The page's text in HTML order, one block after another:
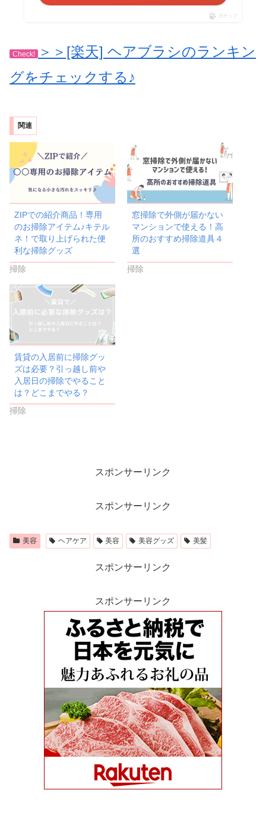
ポチップ
Check!
＞＞[楽天] ヘアブラシのランキン
グをチェックする♪
関連
ZIPでの紹介商品！専用
のお掃除アイテム♪キテル
ネ！で取り上げられた便
利な掃除グッズ
掃除
窓掃除で外側が届かない
マンションで使える！高
所のおすすめ掃除道具４
選
掃除
賃貸の入居前に掃除グッ
ズは必要？引っ越し前や
入居日の掃除でやること
は？どこまでやる？
掃除
スポンサーリンク
スポンサーリンク
美容 ヘアケア 美容 美容グッズ 美髪
スポンサーリンク
スポンサーリンク